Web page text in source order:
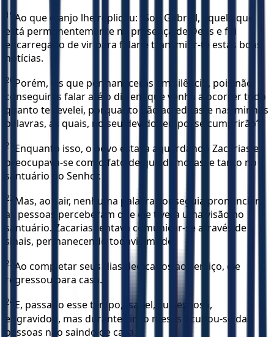
19 Ao que o anjo lhe replicou: “Sou Gabriel, aquele que
está permanentemente na presença de Deus e fui
encarregado de vir para falar e transmitir-te estas boas
notícias.
20 Porém, eis que permanecerás em silêncio, pois não
conseguirás falar até o dia em que venha a ocorrer tudo
quanto te revelei, porquanto não acreditaste nas minhas
palavras, as quais, no seu devido tempo, se cumprirão”.
21
Enquanto isso, o povo estava aguardando Zacarias e
preocupava-se com o fato de que demorasse tanto no
santuário do Senhor.
22 Mas, ao sair, nenhuma palavra conseguia pronunciar;
as pessoas perceberam que ele tivera uma visão no
santuário. Zacarias tentava comunicar-se através de
sinais, permanecendo todavia mudo.
23 Ao completar seus dias dedicados ao serviço, ele
regressou para casa.
24 E, passado esse tempo, Isabel, sua esposa,
engravidou, mas durante cinco meses ocultou-se das
pessoas não saindo de casa.